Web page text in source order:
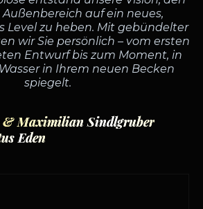
auf ein neues,
Level zu heben. Mit gebündelter
wir Sie persönlich – vom ersten
Entwurf bis zum Moment, in
in Ihrem neuen Becken
spiegelt.
& Maximilian Sindlgruber
Eden